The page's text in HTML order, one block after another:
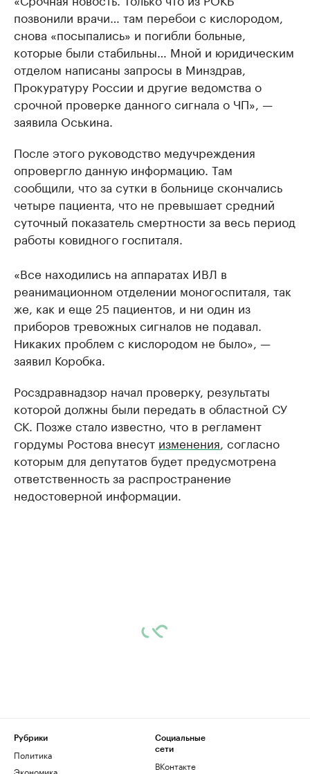
позвонили врачи… там перебои с кислородом,
снова «посыпались» и погибли больные,
которые были стабильны… Мной и юридическим
отделом написаны запросы в Минздрав,
Прокуратуру России и другие ведомства о
срочной проверке данного сигнала о ЧП», —
заявила Оськина.
После этого руководство медучреждения
опровергло данную информацию. Там
сообщили, что за сутки в больнице скончались
четыре пациента, что не превышает средний
суточный показатель смертности за весь период
работы ковидного госпиталя.
«Все находились на аппаратах ИВЛ в
реанимационном отделении моногоспиталя, так
же, как и еще 25 пациентов, и ни один из
приборов тревожных сигналов не подавал.
Никаких проблем с кислородом не было», —
заявил Коробка.
Росздравнадзор начал проверку, результаты
которой должны были передать в областной СУ
СК. Позже стало известно, что в регламент
гордумы Ростова внесут изменения , согласно
которым для депутатов будет предусмотрена
ответственность за распространение
недостоверной информации.
Рубрики
Политика
Экономика
Социальные
сети
ВКонтакте